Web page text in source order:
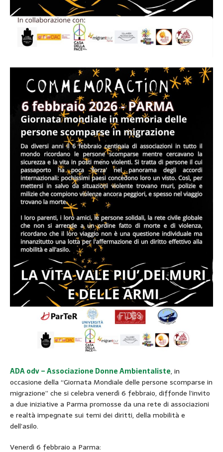
ADA odv – Associazione Donne Ambientaliste, in
occasione della “Giornata Mondiale delle persone scomparse in
migrazione” che si celebra venerdì 6 febbraio, diffonde l’invito
a due iniziative a Parma promosse da una rete di associazioni
e realtà impegnate sui temi dei diritti, della mobilità e
dell’asilo.
Venerdì 6 febbraio a Parma: